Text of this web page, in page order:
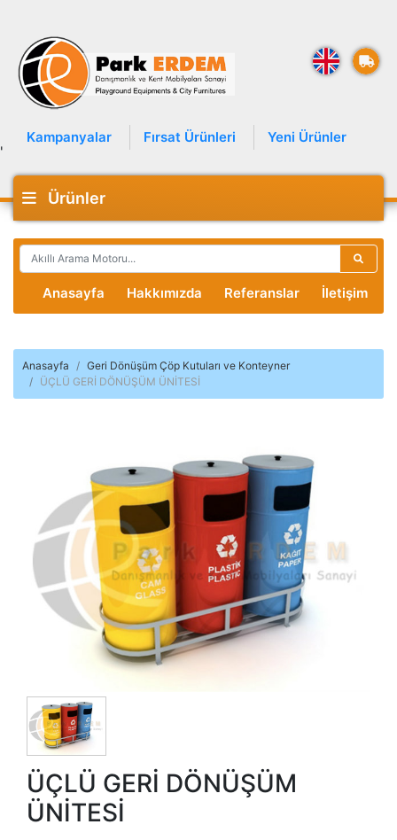
Kampanyalar Fırsat Ürünleri Yeni Ürünler
'
Ürünler
Anasayfa Hakkımızda Referanslar İletişim
Anasayfa
Geri Dönüşüm Çöp Kutuları ve Konteyner
ÜÇLÜ GERİ DÖNÜŞÜM ÜNİTESİ
ÜÇLÜ GERİ DÖNÜŞÜM
ÜNİTESİ